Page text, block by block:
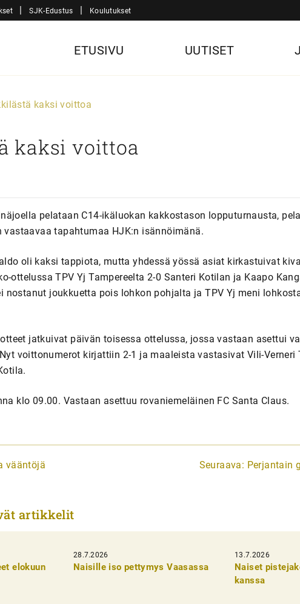
| SJK-Edustus | Koulutukset
ETUSIVU UUTISET
kaksi voittoa
kaksi voittoa
pelataan C14-ikäluokan kakkostason lopputurnausta,
vastaavaa tapahtumaa HJK:n isännöimänä.
oli kaksi tappiota, mutta yhdessä yössä asiat kirkastuivat
ottelussa TPV Yj Tampereelta 2-0 Santeri Kotilan ja Kaapo
nostanut joukkuetta pois lohkon pohjalta ja TPV Yj meni
jatkuivat päivän toisessa ottelussa, jossa vastaan asettui
voittonumerot kirjattiin 2-1 ja maaleista vastasivat Vili-Verneri
klo 09.00. Vastaan asettuu rovaniemeläinen FC Santa Claus.
vääntöjä Seuraava: Perjantain
artikkelit
elokuun
28.7.2026
Naisille iso pettymys Vaasassa
13.7.2026
Naiset
kanssa